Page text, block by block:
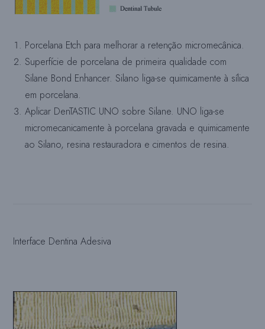
Porcelana Etch para melhorar a retenção micromecânica.
Superfície de porcelana de primeira qualidade com
Silane Bond Enhancer. Silano liga-se quimicamente à sílica
em porcelana.
Aplicar DenTASTIC UNO sobre Silane. UNO liga-se
micromecanicamente à porcelana gravada e quimicamente
ao Silano, resina restauradora e cimentos de resina.
Interface Dentina Adesiva